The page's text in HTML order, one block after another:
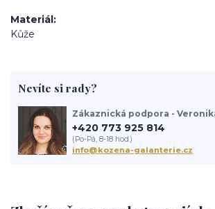
Materiál
Kůže
Nevíte si rady?
Zákaznická podpora -
+420 773 925 814
(Po-Pá, 8-18 hod.)
info@kozena-galanterie.cz